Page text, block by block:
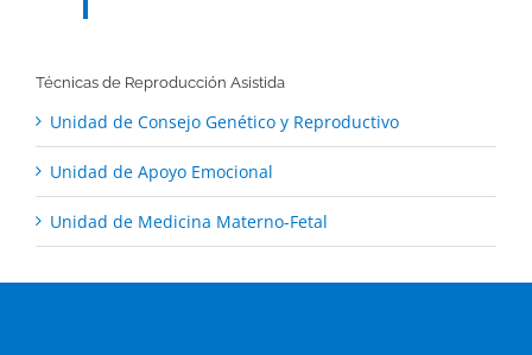
Técnicas de Reproducción Asistida
Unidad de Consejo Genético y Reproductivo
Unidad de Apoyo Emocional
Unidad de Medicina Materno-Fetal